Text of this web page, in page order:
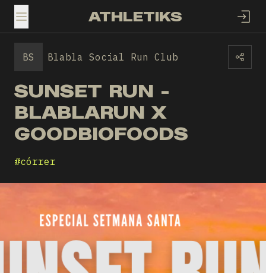
TOGGLE MENUATHLETIKS
BS Blabla Social Run Club
SUNSET RUN -
BLABLARUN X
GOODBIOFOODS
#córrer